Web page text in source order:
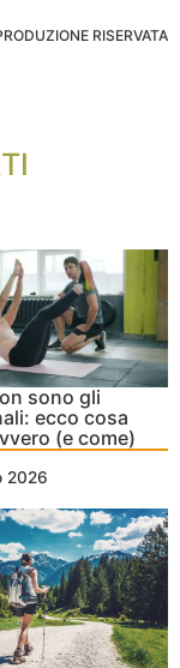
RISERVATA
sono gli
ecco cosa
(e come)
2026